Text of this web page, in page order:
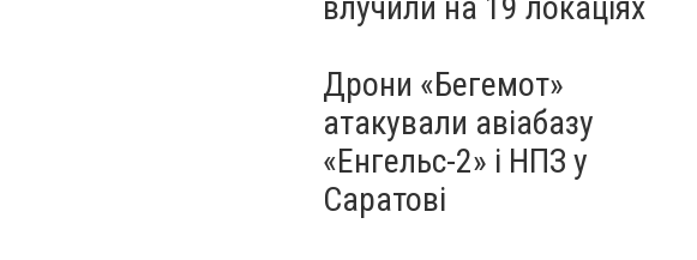
Дрони «Бегемот»
атакували авіабазу
«Енгельс-2» і НПЗ у
Саратові